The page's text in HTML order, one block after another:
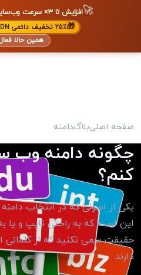
🚀افزایش تا ۳× سرعت وب‌سایت + دیده شدن در گوگل
🎁۲۵٪ تخفیف دائمی CDN
همین حالا
صفحه اصلیبلاگدامنه
چگونه دامنه وب
کنم؟
یکی از اصولی که در انتخاب
این است که به راحتی تایپ و یا
حقیقت سعی نکنید که از کلماتی
دارند.